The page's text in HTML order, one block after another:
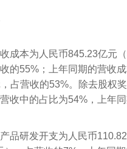
成本为人民币845.23亿元
的55%；上年同期的营收
占营收的53%。除去股权
收中的占比为54%，上年同
品研发开支为人民币